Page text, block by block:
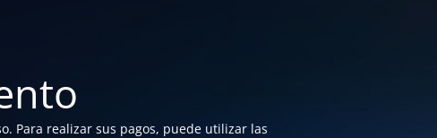
Para realizar sus pagos, puede utilizar las